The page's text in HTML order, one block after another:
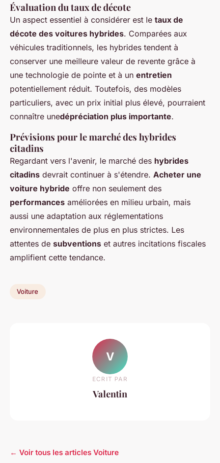
Évaluation du taux de décote
Un aspect essentiel à considérer est le taux de
décote des voitures hybrides. Comparées aux
véhicules traditionnels, les hybrides tendent à
conserver une meilleure valeur de revente grâce à
une technologie de pointe et à un entretien
potentiellement réduit. Toutefois, des modèles
particuliers, avec un prix initial plus élevé, pourraient
connaître unedépréciation plus importante.
Prévisions pour le marché des hybrides
citadins
Regardant vers l'avenir, le marché des hybrides
citadins devrait continuer à s'étendre. Acheter une
voiture hybride offre non seulement des
performances améliorées en milieu urbain, mais
aussi une adaptation aux réglementations
environnementales de plus en plus strictes. Les
attentes de subventions et autres incitations fiscales
amplifient cette tendance.
Voiture
V
ECRIT PAR
Valentin
← Voir tous les articles Voiture